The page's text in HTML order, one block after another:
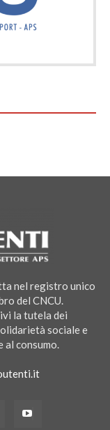
nel registro unico
del CNCU.
la tutela dei
sociale e
consumo.